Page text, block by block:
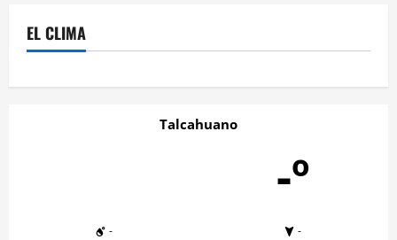
EL CLIMA
Talcahuano
-º
-
-